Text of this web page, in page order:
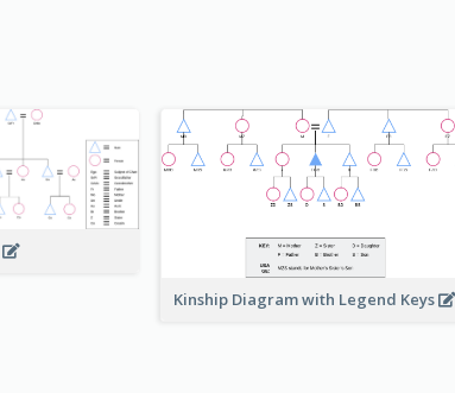
Kinship Diagram with Legend Keys